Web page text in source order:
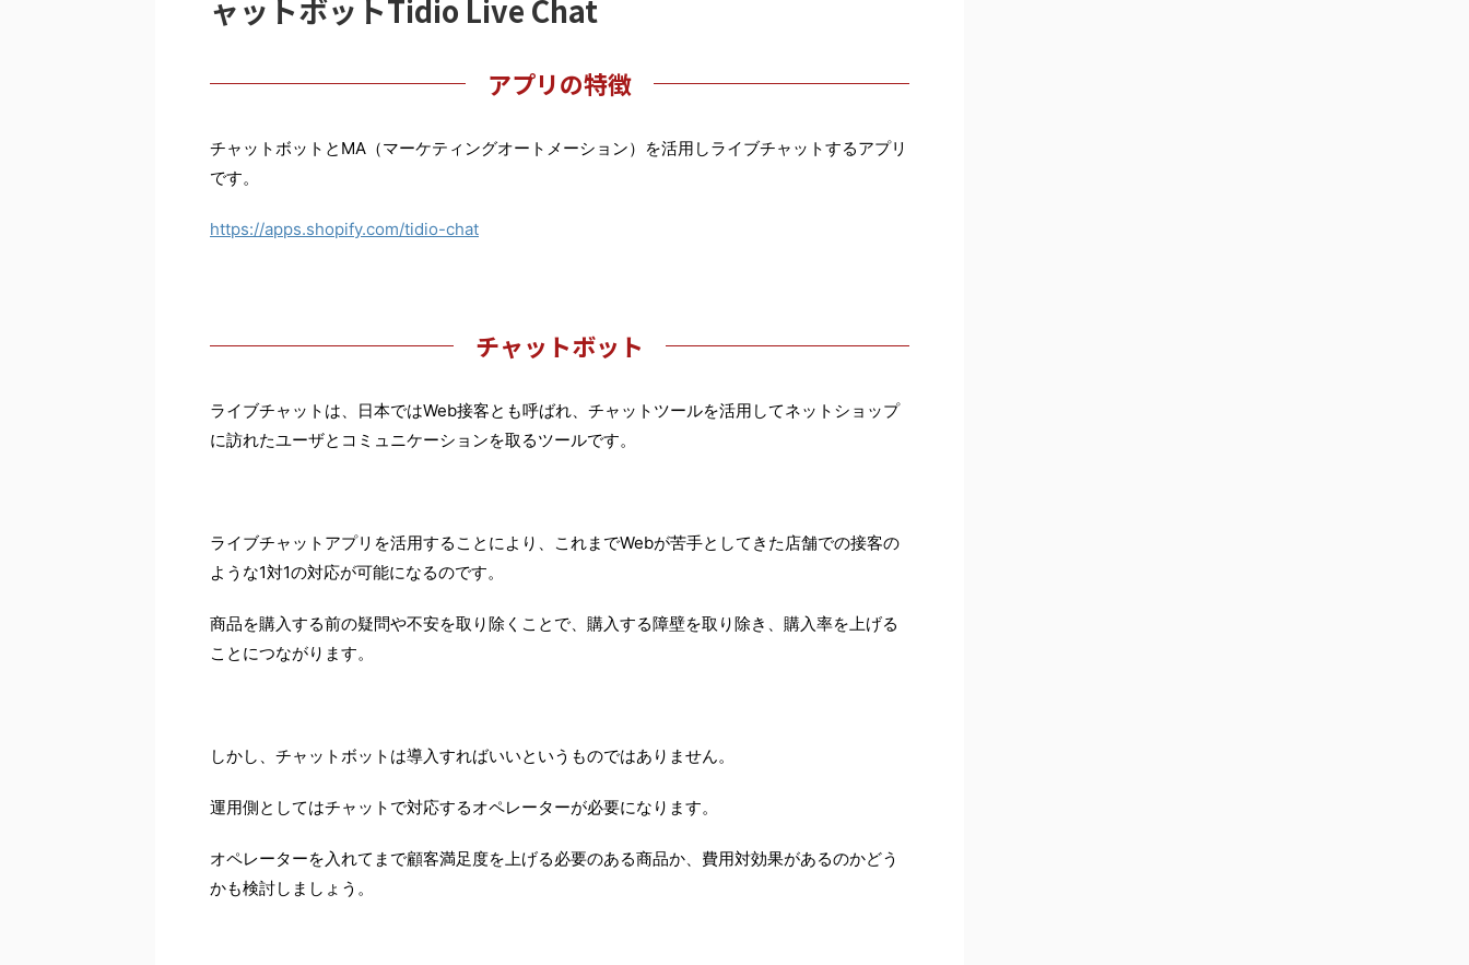
ャットボットTidio Live Chat
アプリの特徴
チャットボットとMA（マーケティングオートメーション）を活用しライブチャットするアプリ
です。
https://apps.shopify.com/tidio-chat
チャットボット
ライブチャットは、日本ではWeb接客とも呼ばれ、チャットツールを活用してネットショップ
に訪れたユーザとコミュニケーションを取るツールです。
ライブチャットアプリを活用することにより、これまでWebが苦手としてきた店舗での接客の
ような1対1の対応が可能になるのです。
商品を購入する前の疑問や不安を取り除くことで、購入する障壁を取り除き、購入率を上げる
ことにつながります。
しかし、チャットボットは導入すればいいというものではありません。
運用側としてはチャットで対応するオペレーターが必要になります。
オペレーターを入れてまで顧客満足度を上げる必要のある商品か、費用対効果があるのかどう
かも検討しましょう。